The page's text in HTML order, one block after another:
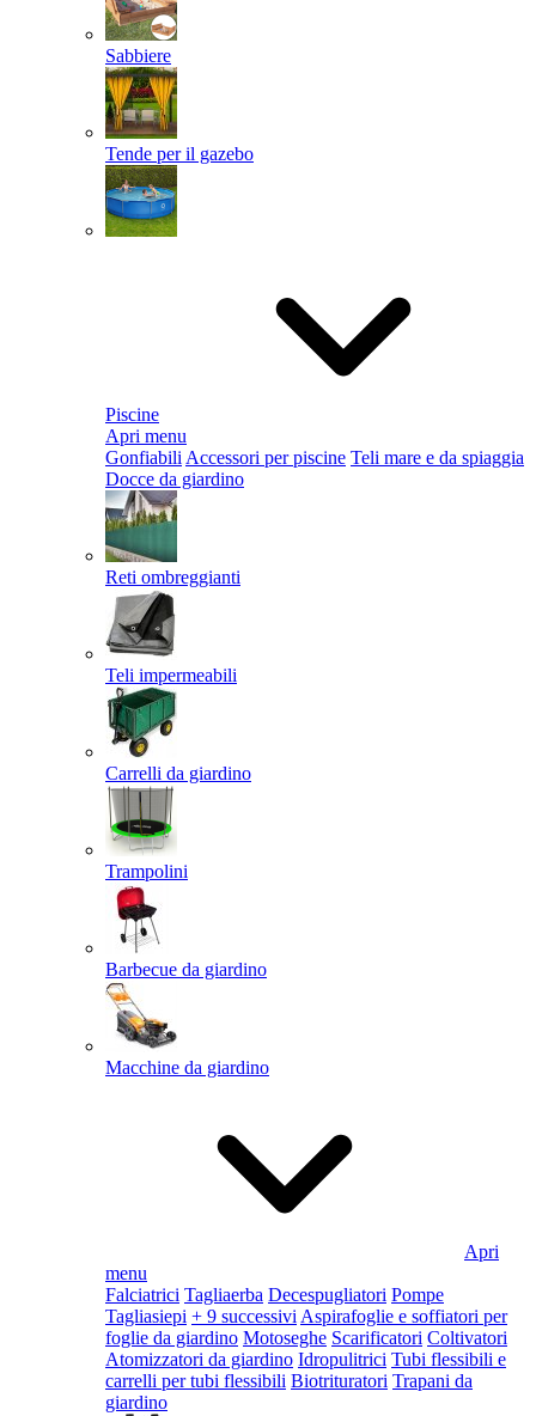
Sabbiere
Tende per il gazebo
Piscine
Apri menu
Gonfiabili Accessori per piscine Teli mare e da spiaggia
Docce da giardino
Reti ombreggianti
Teli impermeabili
Carrelli da giardino
Trampolini
Barbecue da giardino
Macchine da giardino
Apri
menu
Falciatrici Tagliaerba Decespugliatori Pompe
Tagliasiepi + 9 successivi Aspirafoglie e soffiatori per
foglie da giardino Motoseghe Scarificatori Coltivatori
Atomizzatori da giardino Idropulitrici Tubi flessibili e
carrelli per tubi flessibili Biotrituratori Trapani da
giardino